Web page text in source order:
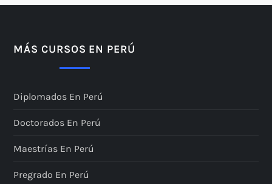
MÁS CURSOS EN PERÚ
Diplomados En Perú
Doctorados En Perú
Maestrías En Perú
Pregrado En Perú